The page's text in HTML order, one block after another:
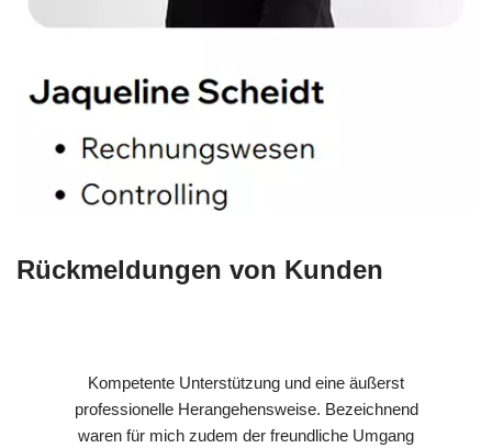
Rückmeldungen von Kunden
Kompetente Unterstützung und eine äußerst
professionelle Herangehensweise. Bezeichnend
waren für mich zudem der freundliche Umgang